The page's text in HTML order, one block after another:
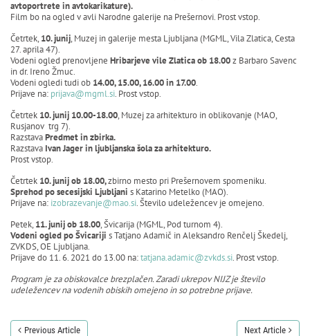
avtoportrete in avtokarikature).
Film bo na ogled v avli Narodne galerije na Prešernovi. Prost vstop.
Četrtek, 10. junij, Muzej in galerije mesta Ljubljana (MGML, Vila Zlatica, Cesta
27. aprila 47).
Vodeni ogled prenovljene Hribarjeve vile Zlaticaob 18.00z Barbaro Savenc
in dr. Ireno Žmuc.
Vodeni ogledi tudi ob 14.00, 15.00, 16.00 in 17.00.
Prijave na: prijava@mgml.si. Prost vstop.
Četrtek 10. junij 10.00-18.00, Muzej za arhitekturo in oblikovanje (MAO,
Rusjanov trg 7).
RazstavaPredmet in zbirka.
Razstava Ivan Jager in ljubljanska šola za arhitekturo.
Prost vstop.
Četrtek 10. junij ob 18.00,zbirno mesto pri Prešernovem spomeniku.
Sprehod po secesijski Ljubljani s Katarino Metelko (MAO).
Prijave na: izobrazevanje@mao.si. Število udeležencev je omejeno.
Petek, 11. junij ob 18.00, Švicarija (MGML, Pod turnom 4).
Vodeni ogled po Švicariji s Tatjano Adamič in Aleksandro Renčelj Škedelj,
ZVKDS, OE Ljubljana.
Prijave do 11. 6. 2021 do 13.00 na:tatjana.adamic@zvkds.si. Prost vstop.
Program je za obiskovalce brezplačen. Zaradi ukrepov NIJZ je število
udeležencev na vodenih obiskih omejeno in so potrebne prijave.
Previous Article Next Article